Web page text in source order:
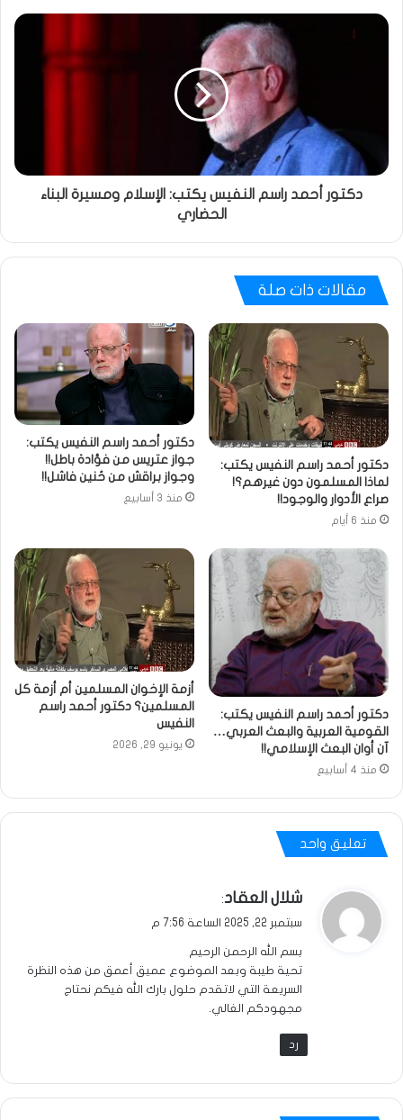
دكتور أحمد راسم النفيس يكتب: الإسلام ومسيرة البناء
الحضاري
مقالات ذات صلة
دكتور أحمد راسم النفيس يكتب:
لماذا المسلمون دون غيرهم؟!
صراع الأدوار والوجود!!
منذ 6 أيام
دكتور أحمد راسم النفيس يكتب:
جواز عتريس من فؤادة باطل!!
وجواز براقش من حُنين فاشل!!
منذ 3 أسابيع
دكتور أحمد راسم النفيس يكتب:
القومية العربية والبعث العربي…
آن أوان البعث الإسلامي!!
منذ 4 أسابيع
أزمة الإخوان المسلمين أم أزمة كل
المسلمين؟ دكتور أحمد راسم
النفيس
يونيو 29, 2026
تعليق واحد
ي
ل
شلال العقاد:
سبتمبر 22, 2025 الساعة 7:56 م
بسم الله الرحمن الرحيم
تحية طيبة وبعد الموضوع عميق أعمق من هذه النظرة
السريعة التي لاتقدم حلول بارك الله فيكم نحتاج
مجهودكم الغالي.
رد